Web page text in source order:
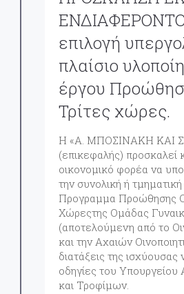
επιλογή
πλαίσιο
έργου
Τρίτες χώρες.
Η «Α. ΜΠΟΣΙΝΑΚΗ ΚΑΙ
(επικεφαλής)
οικονομικό φορέα να
την συνολική ή
Προγραμμα Προώθησης
Χώρεςτης Ομάδας
(αποτελούμενη από το
και την Αχαιών
διατάξεις της ισχύουσας
οδηγίες του Υπουργείου
και Τροφίμων.